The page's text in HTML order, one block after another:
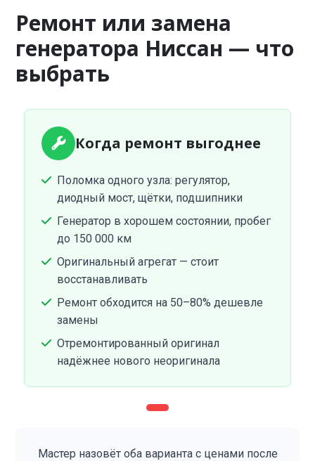
Ремонт или замена
генератора Ниссан — что
выбрать
Когда ремонт выгоднее
Поломка одного узла: регулятор,
диодный мост, щётки, подшипники
Генератор в хорошем состоянии, пробег
до 150 000 км
Оригинальный агрегат — стоит
восстанавливать
Ремонт обходится на 50–80% дешевле
замены
Отремонтированный оригинал
надёжнее нового неоригинала
Мастер назовёт оба варианта с ценами после